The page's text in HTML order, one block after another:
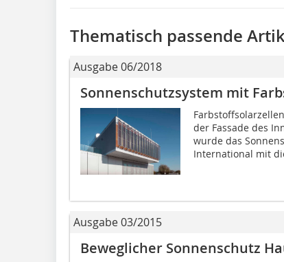
Thematisch passende
Ausgabe 06/2018
Sonnenschutzsystem mit
der Fassade des
wurde das
International mit
Ausgabe 03/2015
Beweglicher Sonnenschutz